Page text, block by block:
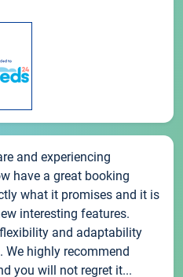
and experiencing
have a great booking
what it promises and it is
interesting features.
and adaptability
We highly recommend
you will not regret it...